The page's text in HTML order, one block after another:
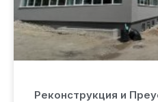
Реконструкция и